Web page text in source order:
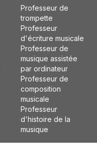
Professeur de
trompette
Professeur
d'écriture musicale
Professeur de
musique assistée
par ordinateur
Professeur de
composition
musicale
Professeur
d'histoire de la
musique